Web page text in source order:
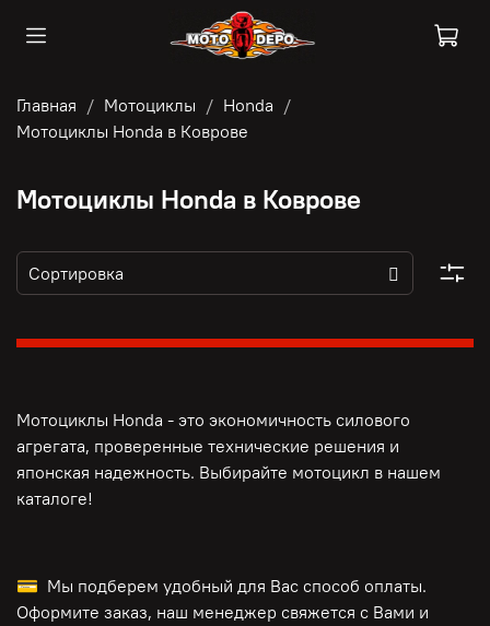
Главная Мотоциклы
Honda
Мотоциклы Honda в Коврове
Мотоциклы Honda в Коврове
Мотоциклы Honda - это экономичность силового
агрегата, проверенные технические решения и
японская надежность. Выбирайте мотоцикл в нашем
каталоге!
💳 Мы подберем удобный для Вас способ оплаты.
Оформите заказ, наш менеджер свяжется с Вами и